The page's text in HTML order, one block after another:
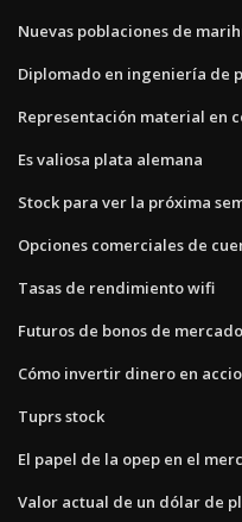
Nuevas poblaciones de
Diplomado en ingeniería de
Representación material en
Es valiosa plata alemana
Stock para ver la próxima
Opciones comerciales de
Tasas de rendimiento wifi
Futuros de bonos de
Cómo invertir dinero en
Tuprs stock
El papel de la opep en el
Valor actual de un dólar de